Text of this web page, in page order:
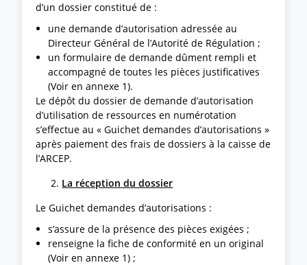
d’un dossier constitué de :
une demande d’autorisation adressée au
Directeur Général de l’Autorité de Régulation ;
un formulaire de demande dûment rempli et
accompagné de toutes les pièces justificatives
(Voir en annexe 1).
Le dépôt du dossier de demande d’autorisation
d’utilisation de ressources en numérotation
s’effectue au « Guichet demandes d’autorisations »
après paiement des frais de dossiers à la caisse de
l’ARCEP.
La réception du dossier
Le Guichet demandes d’autorisations :
s’assure de la présence des pièces exigées ;
renseigne la fiche de conformité en un original
(Voir en annexe 1) ;